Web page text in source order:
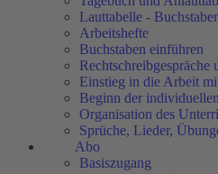
Lauttabelle -
Arbeitshefte
Buchstaben einführen
Rechtschreibgespräche
Einstieg in die Arbeit
Beginn der
Organisation des
Sprüche, Lieder,
Abo
Basiszugang